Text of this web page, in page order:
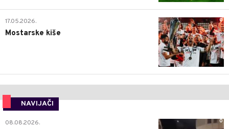
0
17.05.2026.
Mostarske kiše
NAVIJAČI
0
08.08.2026.